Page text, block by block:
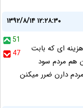
۱۳۹۲/۸/۱۴ ۱۲:۲۸:۳۰
51
47
ای که بابت
هم مردم سود
دارن ضرر میکنن